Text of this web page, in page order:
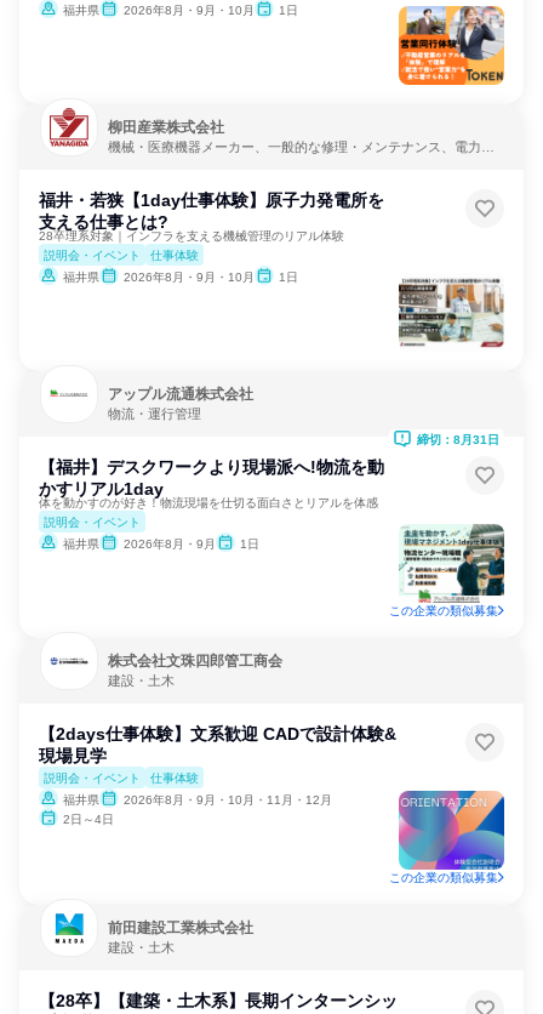
福井県
2026年8月・9月・10月 1日
柳田産業株式会社
機械・医療機器メーカー、一般的な修理・メンテナンス、電力・
福井・若狭【1day仕事体験】原子力発電所を
支える仕事とは?
28卒理系対象｜インフラを支える機械管理のリアル体験
説明会・イベント
仕事体験
福井県
2026年8月・9月・10月 1日
アップル流通株式会社
物流・運行管理
【福井】デスクワークより現場派へ!物流を動
かすリアル1day
体を動かすのが好き！物流現場を仕切る面白さとリアルを体感
説明会・イベント
福井県
2026年8月・9月 1日
締切：8月31日
この企業の類似募集
株式会社文珠四郎管工商会
建設・土木
【2days仕事体験】文系歓迎 CADで設計体験&
現場見学
説明会・イベント
仕事体験
福井県
2026年8月・9月・10月・11月・12月
2日～4日
この企業の類似募集
前田建設工業株式会社
建設・土木
【28卒】【建築・土木系】長期インターンシッ